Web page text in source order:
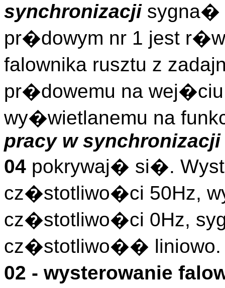
synchronizacjisygna�
pr�dowym nr 1 jest
falownika rusztu z
pr�dowemu na wej�ciu
wy�wietlanemu na
pracy w synchronizacji
04 pokrywaj� si�.
cz�stotliwo�ci 50Hz,
cz�stotliwo�ci 0Hz,
cz�stotliwo�� liniowo.
02 - wysterowanie